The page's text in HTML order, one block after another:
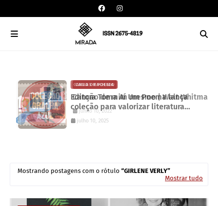
CARLOS MACHADO
Editora Toma Aí Um Poema lança
coleção para valorizar literatura
paranaense
julho 10, 2025
CAIXA DE POESIA
Canção de mim mesmo | Walt Whitman
junho 10, 2022
Mostrando postagens com o rótulo
GIRLENE VERLY
Mostrar tudo